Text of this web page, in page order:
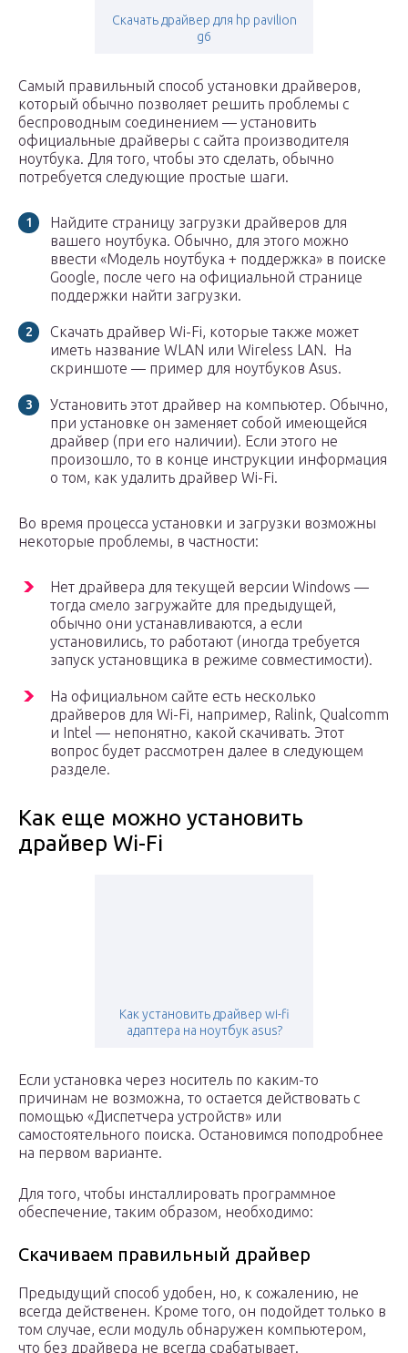
Скачать драйвер для hp pavilion
g6
Самый правильный способ установки драйверов,
который обычно позволяет решить проблемы с
беспроводным соединением — установить
официальные драйверы с сайта производителя
ноутбука. Для того, чтобы это сделать, обычно
потребуется следующие простые шаги.
Найдите страницу загрузки драйверов для
вашего ноутбука. Обычно, для этого можно
ввести «Модель ноутбука + поддержка» в поиске
Google, после чего на официальной странице
поддержки найти загрузки.
Скачать драйвер Wi-Fi, которые также может
иметь название WLAN или Wireless LAN. На
скриншоте — пример для ноутбуков Asus.
Установить этот драйвер на компьютер. Обычно,
при установке он заменяет собой имеющейся
драйвер (при его наличии). Если этого не
произошло, то в конце инструкции информация
о том, как удалить драйвер Wi-Fi.
Во время процесса установки и загрузки возможны
некоторые проблемы, в частности:
Нет драйвера для текущей версии Windows —
тогда смело загружайте для предыдущей,
обычно они устанавливаются, а если
установились, то работают (иногда требуется
запуск установщика в режиме совместимости).
На официальном сайте есть несколько
драйверов для Wi-Fi, например, Ralink, Qualcomm
и Intel — непонятно, какой скачивать. Этот
вопрос будет рассмотрен далее в следующем
разделе.
Как еще можно установить
драйвер Wi-Fi
Как установить драйвер wi-fi
адаптера на ноутбук asus?
Если установка через носитель по каким-то
причинам не возможна, то остается действовать с
помощью «Диспетчера устройств» или
самостоятельного поиска. Остановимся поподробнее
на первом варианте.
Для того, чтобы инсталлировать программное
обеспечение, таким образом, необходимо:
Скачиваем правильный драйвер
Предыдущий способ удобен, но, к сожалению, не
всегда действенен. Кроме того, он подойдет только в
том случае, если модуль обнаружен компьютером,
что без драйвера не всегда срабатывает.